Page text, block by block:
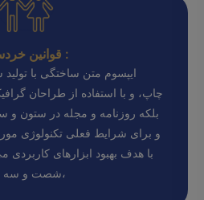
قوانین خردسال :
ایپسوم متن ساختگی با
چاپ، و با استفاده از طراحان
بلکه روزنامه و مجله در ستون و
و برای شرایط فعلی تکنولوژی مورد
با هدف بهبود ابزارهای کاربردی
شصت و سه درصد گذشته حال و آینده،